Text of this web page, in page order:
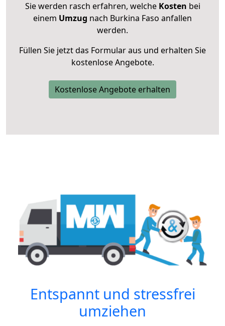
Sie werden rasch erfahren, welche Kosten bei
einem Umzug nach Burkina Faso anfallen
werden.
Füllen Sie jetzt das Formular aus und erhalten Sie
kostenlose Angebote.
Kostenlose Angebote erhalten
Entspannt und stressfrei
umziehen